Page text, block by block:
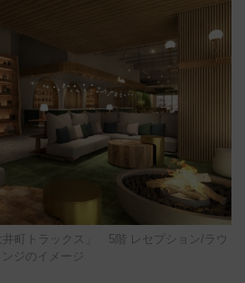
井町トラックス」 5階 レセプション/ラウ
ンジのイメージ